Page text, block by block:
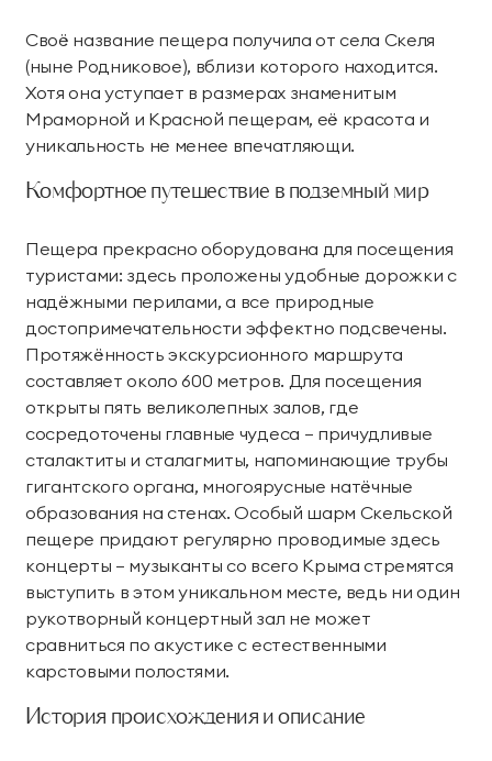
Своё название пещера получила от села Скеля
(ныне Родниковое), вблизи которого находится.
Хотя она уступает в размерах знаменитым
Мраморной и Красной пещерам, её красота и
уникальность не менее впечатляющи.
Комфортное путешествие в подземный мир
Пещера прекрасно оборудована для посещения
туристами: здесь проложены удобные дорожки с
надёжными перилами, а все природные
достопримечательности эффектно подсвечены.
Протяжённость экскурсионного маршрута
составляет около 600 метров. Для посещения
открыты пять великолепных залов, где
сосредоточены главные чудеса — причудливые
сталактиты и сталагмиты, напоминающие трубы
гигантского органа, многоярусные натёчные
образования на стенах. Особый шарм Скельской
пещере придают регулярно проводимые здесь
концерты — музыканты со всего Крыма стремятся
выступить в этом уникальном месте, ведь ни один
рукотворный концертный зал не может
сравниться по акустике с естественными
карстовыми полостями.
История происхождения и описание
Для детей
Развлекательный
центр «Метрополис»
Анимация
Парк развлечений
«Дримвуд»
Пиратский галеон
«Полундра»
Детский клуб
День рождения для
детей
Спорт и активный отдых
Тренажерный зал
Фитнес студия Бассейны
Теннисные корты Падел
Морские развлечения
Яхты
Дайвинг
Парусный клуб Яхт-клуб «Мрия»
Семейные винные
виллы
Президентские
винные виллы
животными